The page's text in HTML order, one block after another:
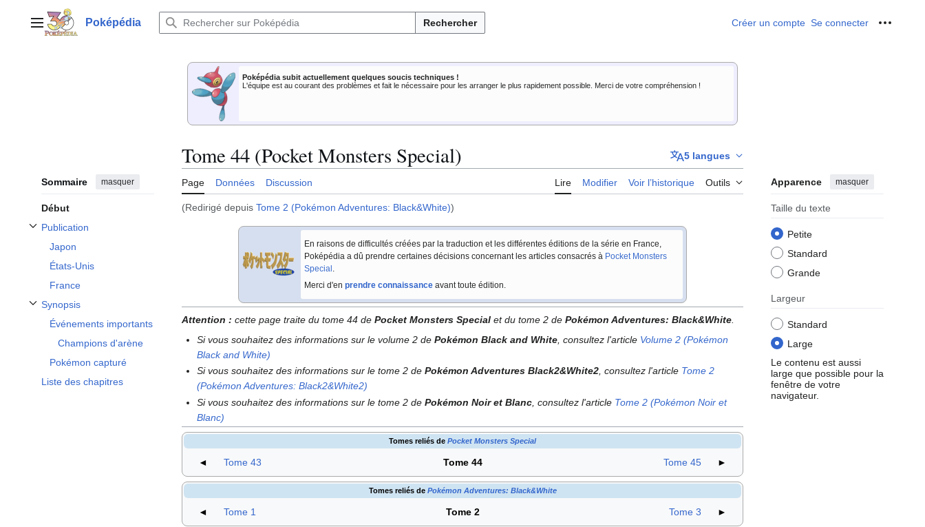
contenuMenu principalPoképédia Rechercher Créer un compte Se connecter Outils
Poképédia subit actuellement quelques soucis techniques !
L'équipe est au courant des problèmes et fait le nécessaire pour les arranger le plus rapidement possible. Merci de votre compréhension !
Sommaire masquer
Début
Publication
Afficher / masquer la sous-section Publication
Japon
États-Unis
France
Synopsis
Afficher / masquer la sous-section Synopsis
Événements importants
Champions d'arène
Pokémon capturé
Liste des chapitres
Tome 44 (Pocket Monsters Special) 5 langues
Page Données Discussion Lire Modifier Voir l’historique Outils Apparence masquer
Taille du texte
Petite
Standard
Grande
Largeur
Standard
Large
Le contenu est aussi
large que possible pour la
fenêtre de votre
navigateur.
(Redirigé depuis Tome 2 (Pokémon Adventures: Black&White))
En raisons de difficultés créées par la traduction et les différentes éditions de la série en France,
Poképédia a dû prendre certaines décisions concernant les articles consacrés à Pocket Monsters
Special .
Merci d'en prendre connaissanceavant toute édition.
Attention : cette page traite du tome 44 de Pocket Monsters Special et du tome 2 de Pokémon Adventures: Black&White
Si vous souhaitez des informations sur le volume 2 dePokémon Black and White , consultez l'article Volume 2 (Pokémon
Black and White)
Si vous souhaitez des informations sur le tome 2 dePokémon Adventures Black2&White2, consultez l'article Tome 2
(Pokémon Adventures: Black2&White2)
Si vous souhaitez des informations sur le tome 2 dePokémon Noir et Blanc , consultez l'article Tome 2 (Pokémon Noir et
Blanc)
Tomes reliés de Pocket Monsters Special
◄ Tome 43 Tome 44 Tome 45 ►
Tomes reliés de Pokémon Adventures: Black&White
◄ Tome 1 Tome 2 Tome 3 ►